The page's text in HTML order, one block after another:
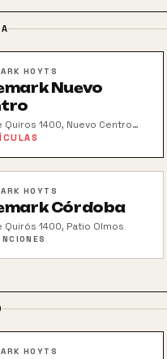
HOYTS
Nuevo
Quiros 1400, Nuevo Centro
HOYTS
Córdoba
Quirós 1400, Patio Olmos
HOYTS